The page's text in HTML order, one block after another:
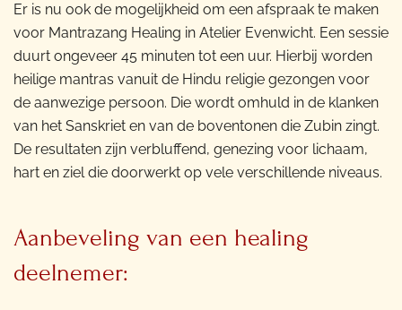
Er is nu ook de mogelijkheid om een afspraak te maken
voor Mantrazang Healing in Atelier Evenwicht. Een sessie
duurt ongeveer 45 minuten tot een uur. Hierbij worden
heilige mantras vanuit de Hindu religie gezongen voor
de aanwezige persoon. Die wordt omhuld in de klanken
van het Sanskriet en van de boventonen die Zubin zingt.
De resultaten zijn verbluffend, genezing voor lichaam,
hart en ziel die doorwerkt op vele verschillende niveaus.
Aanbeveling van een healing
deelnemer: